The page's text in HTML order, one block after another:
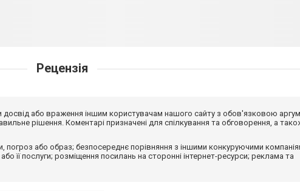
Рецензія
досвід або враження іншим користувачам нашого сайту з обов'язковою
рішення. Коментарі призначені для спілкування та обговорення, а
погроз або образ; безпосереднє порівняння з іншими конкуруючими
її послуги; розміщення посилань на сторонні інтернет-ресурси; реклама та